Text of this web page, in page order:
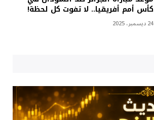
كأس أمم أفريقيا.. لا تفوت كل لحظة!
24 ديسمبر، 2025